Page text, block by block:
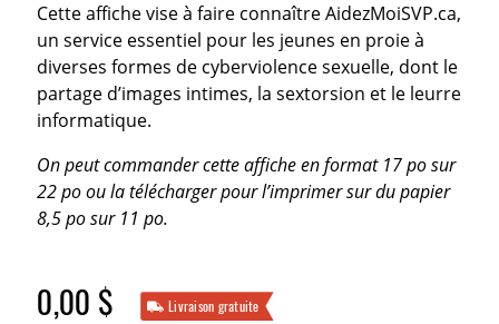
Cette affiche vise à faire connaître AidezMoiSVP.ca,
un service essentiel pour les jeunes en proie à
diverses formes de cyberviolence sexuelle, dont le
partage d’images intimes, la sextorsion et le leurre
informatique.
On peut commander cette affiche en format 17 po sur
22 po ou la télécharger pour l’imprimer sur du papier
8,5 po sur 11 po.
0,00 $ Livraison gratuite